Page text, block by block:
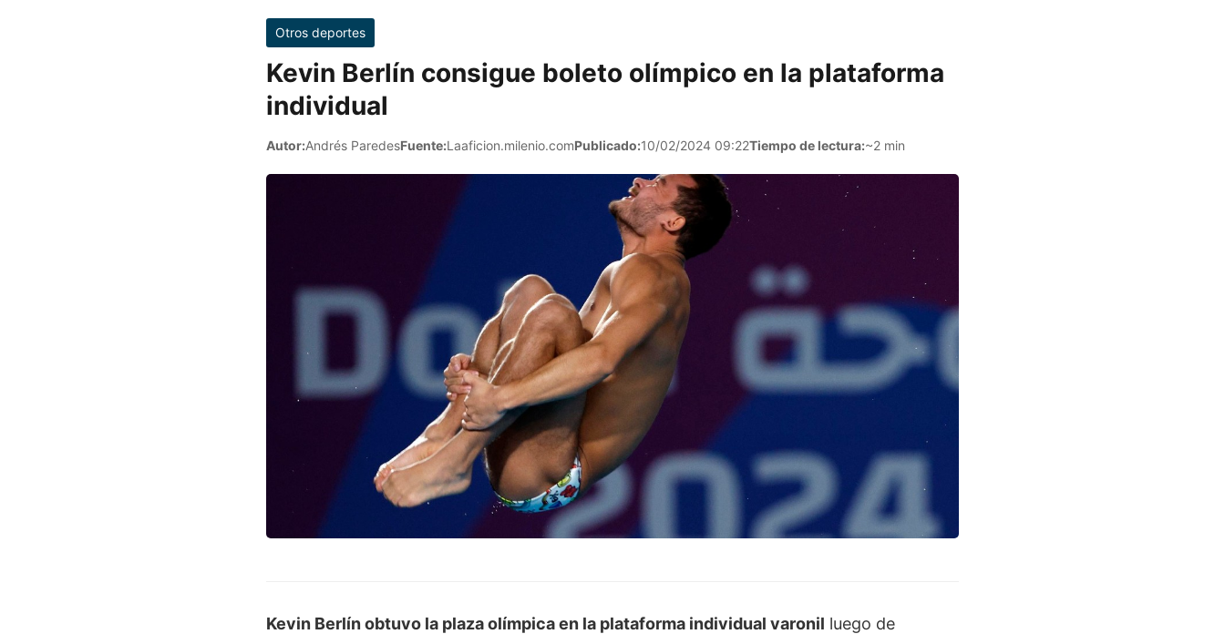
Otros deportes
Kevin Berlín consigue boleto olímpico en la plataforma
individual
Autor:Andrés ParedesFuente:Laaficion.milenio.comPublicado:10/02/2024 09:22Tiempo de lectura:~2 min
Kevin Berlín obtuvo la plaza olímpica en la plataforma individual varonil luego de